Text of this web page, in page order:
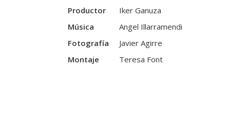
Productor
Iker Ganuza
Música
Angel Illarramendi
Fotografía
Javier Agirre
Montaje
Teresa Font